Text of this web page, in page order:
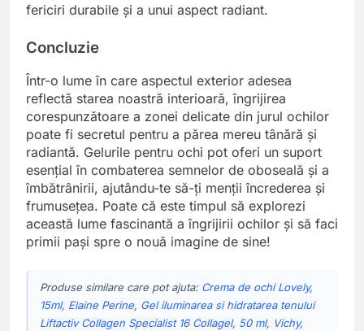
fericiri durabile și a unui aspect radiant.
Concluzie
Într-o lume în care aspectul exterior adesea
reflectă starea noastră interioară, îngrijirea
corespunzătoare a zonei delicate din jurul ochilor
poate fi secretul pentru a părea mereu tânără și
radiantă. Gelurile pentru ochi pot oferi un suport
esențial în combaterea semnelor de oboseală și a
îmbătrânirii, ajutându-te să-ți menții încrederea și
frumusețea. Poate că este timpul să explorezi
această lume fascinantă a îngrijirii ochilor și să faci
primii pași spre o nouă imagine de sine!
Produse similare care pot ajuta: Crema de ochi Lovely,
15ml, Elaine Perine, Gel iluminarea si hidratarea tenului
Liftactiv Collagen Specialist 16 Collagel, 50 ml, Vichy,